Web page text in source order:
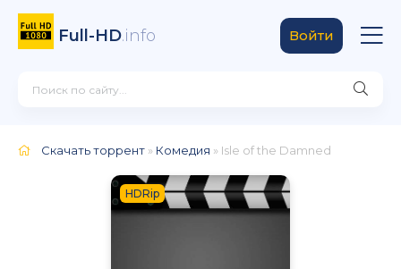
Full-HD.info Войти
Скачать торрент » Комедия » Isle of the Damned
HDRip